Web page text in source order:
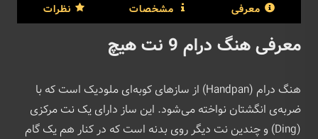
معرفی مشخصات نظرات
معرفی هنگ درام 9 نت هیچ
هنگ درام (Handpan) از سازهای کوبه‌ای ملودیک است که با
ضربه‌ی انگشتان نواخته می‌شود. این ساز دارای یک نت مرکزی
(Ding) و چندین نت دیگر روی بدنه است که در کنار هم یک گام